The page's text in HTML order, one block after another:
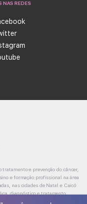
NAS REDES
e prevenção do câncer,
e formação profissional na área
nas cidades de Natal e Caicó
diagnóstico e tratamento
paliativos.